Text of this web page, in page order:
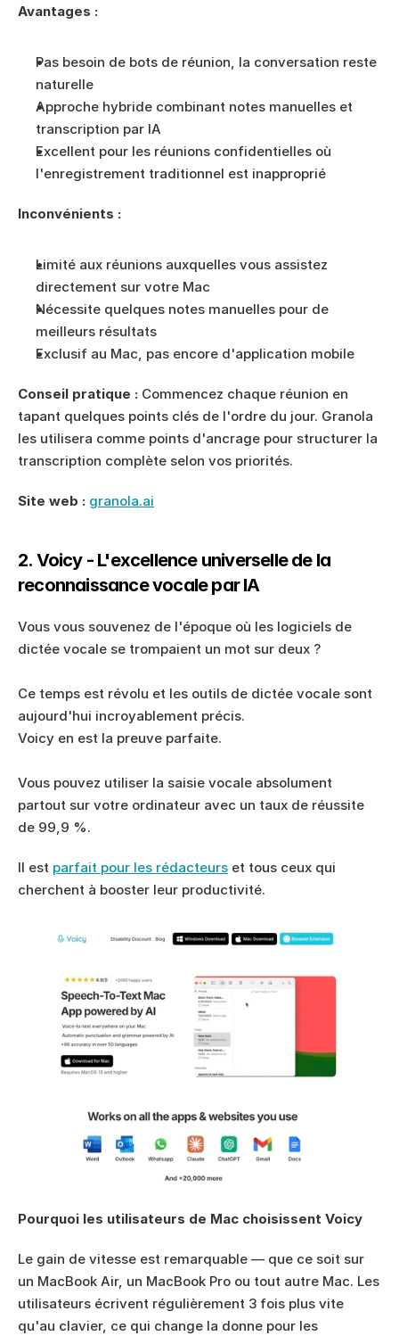
Avantages :
Pas besoin de bots de réunion, la conversation reste
naturelle
Approche hybride combinant notes manuelles et
transcription par IA
Excellent pour les réunions confidentielles où
l'enregistrement traditionnel est inapproprié
Inconvénients :
Limité aux réunions auxquelles vous assistez
directement sur votre Mac
Nécessite quelques notes manuelles pour de
meilleurs résultats
Exclusif au Mac, pas encore d'application mobile
Conseil pratique : Commencez chaque réunion en
tapant quelques points clés de l'ordre du jour. Granola
les utilisera comme points d'ancrage pour structurer la
transcription complète selon vos priorités.
Site web : granola.ai
2. Voicy - L'excellence universelle de la
reconnaissance vocale par IA
Vous vous souvenez de l'époque où les logiciels de
dictée vocale se trompaient un mot sur deux ?
Ce temps est révolu et les outils de dictée vocale sont
aujourd'hui incroyablement précis.
Voicy en est la preuve parfaite.
Vous pouvez utiliser la saisie vocale absolument
partout sur votre ordinateur avec un taux de réussite
de 99,9 %.
Il est parfait pour les rédacteurs et tous ceux qui
cherchent à booster leur productivité.
Pourquoi les utilisateurs de Mac choisissent Voicy
Le gain de vitesse est remarquable — que ce soit sur
un MacBook Air, un MacBook Pro ou tout autre Mac. Les
utilisateurs écrivent régulièrement 3 fois plus vite
qu'au clavier, ce qui change la donne pour les